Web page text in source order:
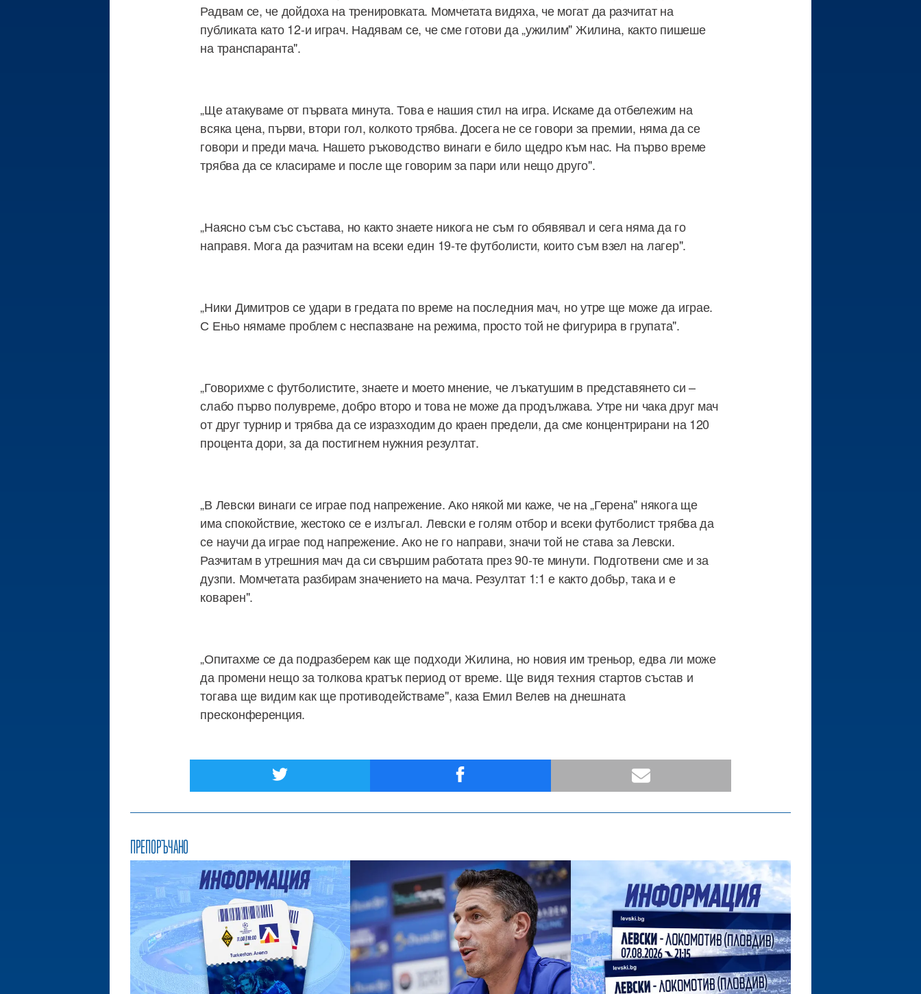
Радвам се, че дойдоха на тренировката. Момчетата видяха, че могат да разчитат на
публиката като 12-и играч. Надявам се, че сме готови да „ужилим" Жилина, както пишеше
на транспаранта".
„Ще атакуваме от първата минута. Това е нашия стил на игра. Искаме да отбележим на
всяка цена, първи, втори гол, колкото трябва. Досега не се говори за премии, няма да се
говори и преди мача. Нашето ръководство винаги е било щедро към нас. На първо време
трябва да се класираме и после ще говорим за пари или нещо друго".
„Наясно съм със състава, но както знаете никога не съм го обявявал и сега няма да го
направя. Мога да разчитам на всеки един 19-те футболисти, които съм взел на лагер".
„Ники Димитров се удари в гредата по време на последния мач, но утре ще може да играе.
С Еньо нямаме проблем с неспазване на режима, просто той не фигурира в групата".
„Говорихме с футболистите, знаете и моето мнение, че лъкатушим в представянето си –
слабо първо полувреме, добро второ и това не може да продължава. Утре ни чака друг мач
от друг турнир и трябва да се изразходим до краен предели, да сме концентрирани на 120
процента дори, за да постигнем нужния резултат.
„В Левски винаги се играе под напрежение. Ако някой ми каже, че на „Герена" някога ще
има спокойствие, жестоко се е излъгал. Левски е голям отбор и всеки футболист трябва да
се научи да играе под напрежение. Ако не го направи, значи той не става за Левски.
Разчитам в утрешния мач да си свършим работата през 90-те минути. Подготвени сме и за
дузпи. Момчетата разбирам значението на мача. Резултат 1:1 е както добър, така и е
коварен".
„Опитахме се да подразберем как ще подходи Жилина, но новия им треньор, едва ли може
да промени нещо за толкова кратък период от време. Ще видя техния стартов състав и
тогава ще видим как ще противодействаме", каза Емил Велев на днешната
пресконференция.
ПРЕПОРЪЧАНО